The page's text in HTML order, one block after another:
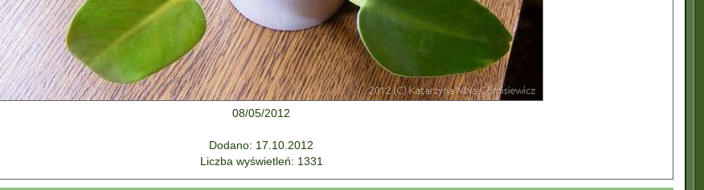
08/05/2012
Dodano: 17.10.2012
Liczba wyświetleń: 1331